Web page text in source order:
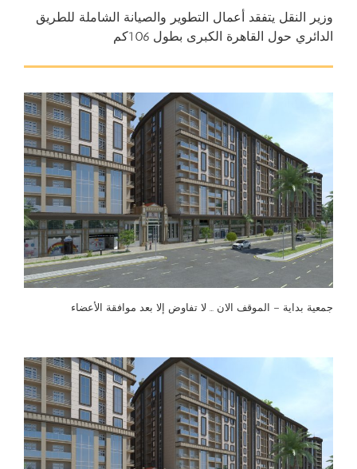
وزير النقل يتفقد أعمال التطوير والصيانة الشاملة للطريق
الدائري حول القاهرة الكبرى بطول 106كم
جمعية بداية – الموقف الان … لا تفاوض إلا بعد موافقة الأعضاء